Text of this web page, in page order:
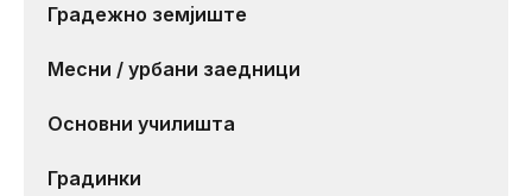
Градежно земјиште
Месни / урбани заедници
Основни училишта
Градинки